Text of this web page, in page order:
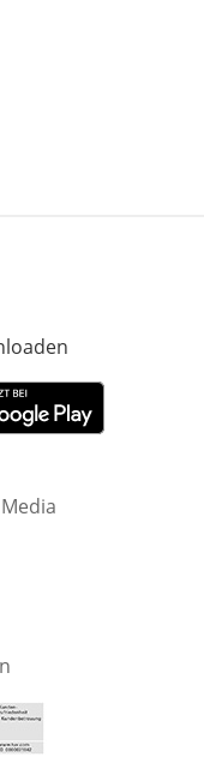
Fenster
Fenster
neuem Fenster